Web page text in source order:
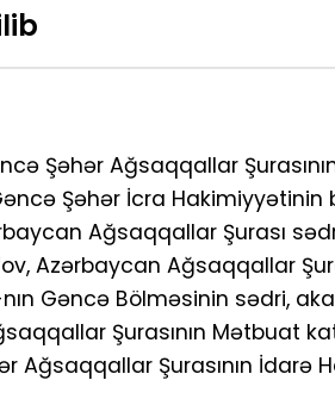
Şəhər Ağsaqqallar
Şəhər İcra Hakimiyyətinin
Ağsaqqallar Şurası
Azərbaycan Ağsaqqallar
Gəncə Bölməsinin sədri,
Şurasının Mətbuat
Ağsaqqallar Şurasının İdarə